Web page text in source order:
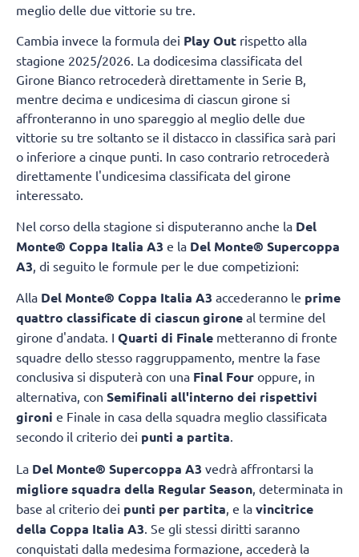
meglio delle due vittorie su tre.
Cambia invece la formula dei Play Out rispetto alla
stagione 2025/2026. La dodicesima classificata del
Girone Bianco retrocederà direttamente in Serie B,
mentre decima e undicesima di ciascun girone si
affronteranno in uno spareggio al meglio delle due
vittorie su tre soltanto se il distacco in classifica sarà pari
o inferiore a cinque punti. In caso contrario retrocederà
direttamente l'undicesima classificata del girone
interessato.
Nel corso della stagione si disputeranno anche la Del
Monte® Coppa Italia A3 e la Del Monte® Supercoppa
A3 , di seguito le formule per le due competizioni:
Alla Del Monte® Coppa Italia A3 accederanno le prime
quattro classificate di ciascun girone al termine del
girone d'andata. I Quarti di Finale metteranno di fronte
squadre dello stesso raggruppamento, mentre la fase
conclusiva si disputerà con una Final Four oppure, in
alternativa, con Semifinali all'interno dei rispettivi
gironi e Finale in casa della squadra meglio classificata
secondo il criterio dei punti a partita.
La Del Monte® Supercoppa A3 vedrà affrontarsi la
migliore squadra della Regular Season , determinata in
base al criterio dei punti per partita , e la vincitrice
della Coppa Italia A3 . Se gli stessi diritti saranno
conquistati dalla medesima formazione, accederà la